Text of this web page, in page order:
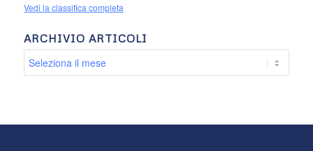
Vedi la classifica completa
ARCHIVIO ARTICOLI